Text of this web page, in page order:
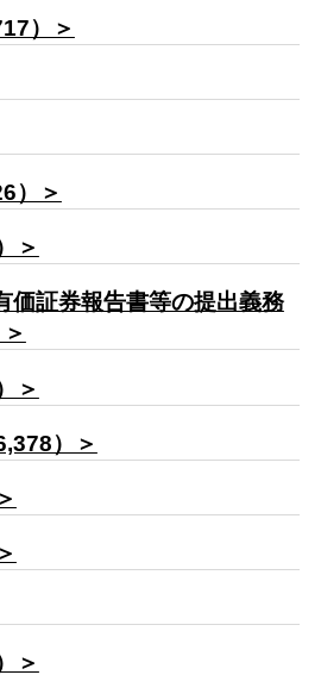
）＞
）＞
＞
価証券報告書等の提出義務
＞
）＞
＞